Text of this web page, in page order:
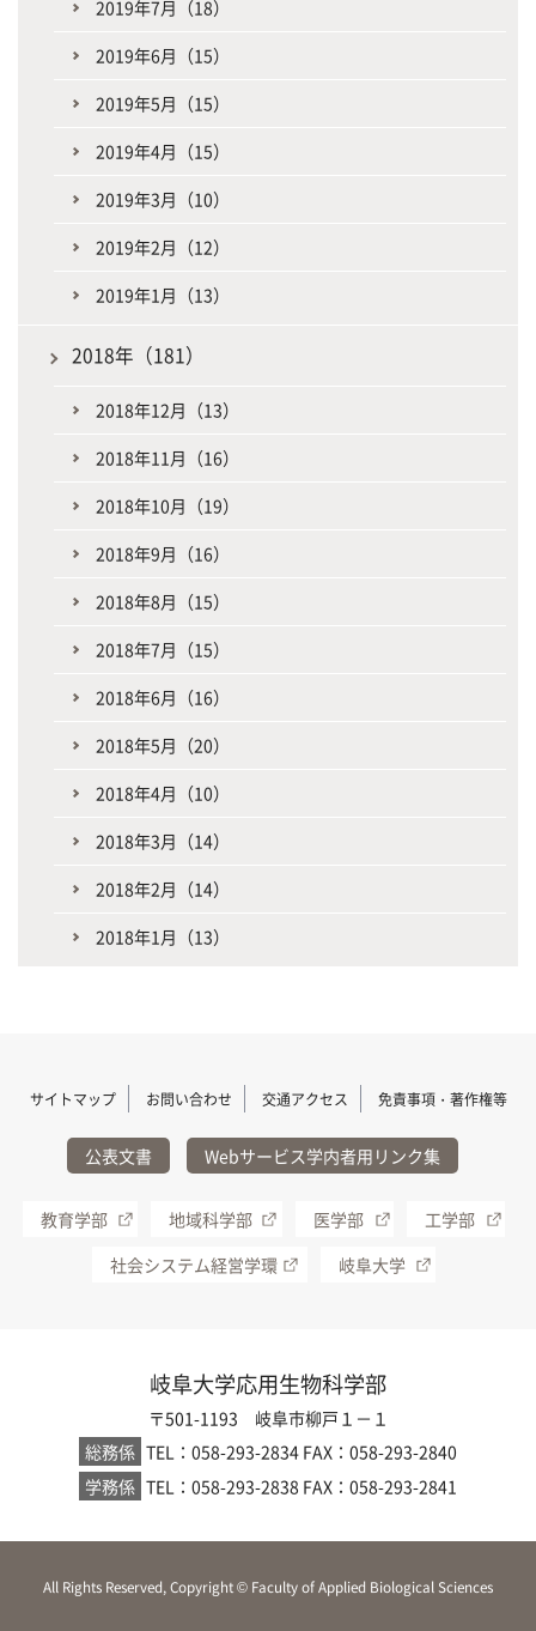
2019年7月（18）
2019年6月（15）
2019年5月（15）
2019年4月（15）
2019年3月（10）
2019年2月（12）
2019年1月（13）
2018年（181）
2018年12月（13）
2018年11月（16）
2018年10月（19）
2018年9月（16）
2018年8月（15）
2018年7月（15）
2018年6月（16）
2018年5月（20）
2018年4月（10）
2018年3月（14）
2018年2月（14）
2018年1月（13）
サイトマップ お問い合わせ 交通アクセス 免責事項・著作権等
公表文書 Webサービス学内者用リンク集
教育学部 地域科学部 医学部
工学部
社会システム経営学環
岐阜大学
岐阜大学応用生物科学部
〒501-1193 岐阜市柳戸１－１
総務係 TEL：058-293-2834 FAX：058-293-2840
学務係 TEL：058-293-2838 FAX：058-293-2841
All Rights Reserved, Copyright © Faculty of Applied Biological Sciences